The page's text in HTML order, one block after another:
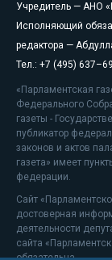
Учредитель — АНО
Исполняющий
редактора —
Тел.: +7 (495)
«Парламентская
Федерального
газеты -
публикатор
законов и актов
газета» имеет
федерации.
Сайт
достоверная
деятельности
сайта